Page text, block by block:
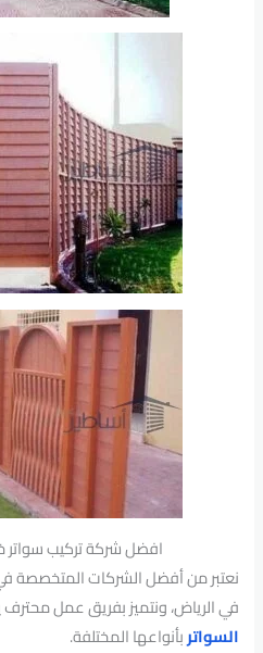
افضل شركة تركيب
نعتبر من أفضل الشركات المتخصصة
في الرياض، ونتميز بفريق عمل
السواتربأنواعها المختلفة.